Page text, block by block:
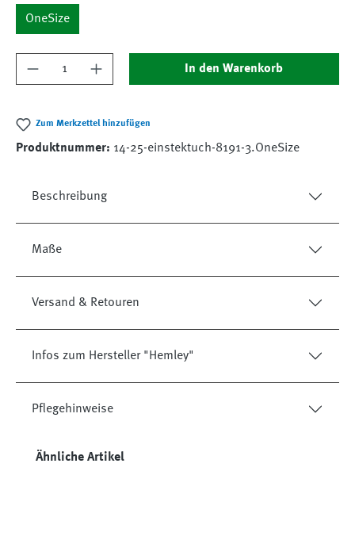
OneSize
Produkt Anzahl: Gib den gewünschten Wert
In den Warenkorb
Zum Merkzettel hinzufügen
Produktnummer: 14-25-einstektuch-8191-3.OneSize
Beschreibung
Maße
Versand & Retouren
Infos zum Hersteller "Hemley"
Pflegehinweise
Produktgalerie überspringen
Ähnliche Artikel